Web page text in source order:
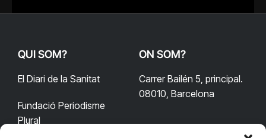
QUI SOM?
El Diari de la Sanitat
Fundació Periodisme
Plural
ON SOM?
Carrer Bailén 5, principal.
08010, Barcelona